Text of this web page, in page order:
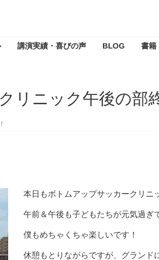
講演実績・喜びの声 BLOG 書籍
リニック午後の部
本日もボトムアップサッカークリニ
午前＆午後も子どもたちが元気過ぎ
僕もめちゃくちゃ楽しいです！
休憩もとりながらですが、グランド